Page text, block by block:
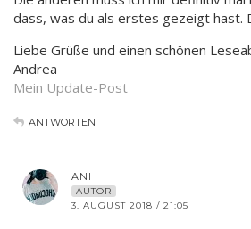
dass, was du als erstes gezeigt hast.
Liebe Grüße und einen schönen
Andrea
Mein Update-Post
ANTWORTEN
ANI
AUTOR
3. AUGUST 2018 / 21:05